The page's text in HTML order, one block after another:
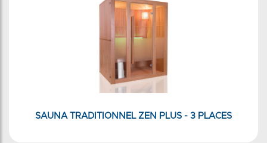
SAUNA TRADITIONNEL ZEN PLUS - 3 PLACES